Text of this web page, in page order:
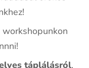
táplálásról,